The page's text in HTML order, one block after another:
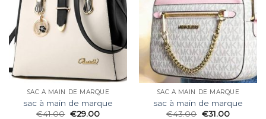
SAC À MAIN DE MARQUE
sac à main de marque
€41.00 €29.00
SAC À MAIN DE MARQUE
sac à main de marque
€43.00 €31.00